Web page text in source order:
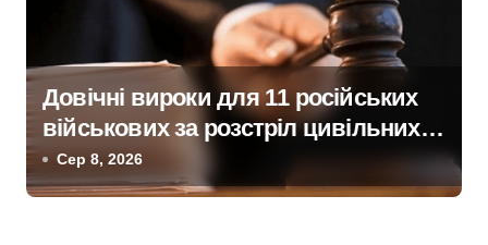
Довічні вироки для 11 російських
військових за розстріл цивільних
на Київщині
Сер 8, 2026